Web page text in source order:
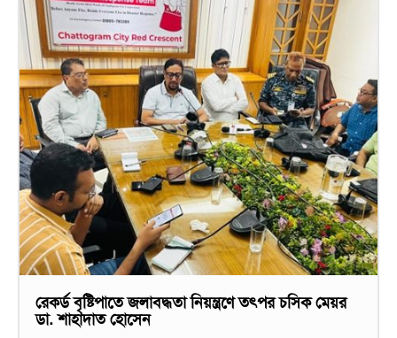
রেকর্ড বৃষ্টিপাতে জলাবদ্ধতা নিয়ন্ত্রণে তৎপর চসিক মেয়র
ডা. শাহাদাত হোসেন